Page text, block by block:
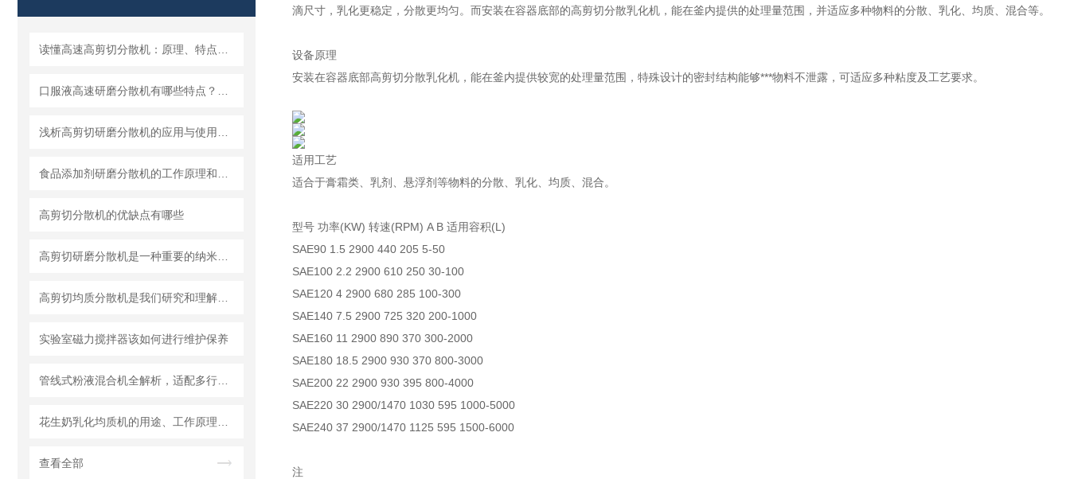
高剪切分散机的优缺点有哪些
实验室磁力搅拌器该如何进行维护保养
查看全部
滴尺寸，乳化更稳定，分散更均匀。而安装在容器底部的高剪切分散乳化机，能在釜内提供的处理量范围，并适应多种物料的分散、乳化、均质、混合等。
设备原理
安装在容器底部高剪切分散乳化机，能在釜内提供较宽的处理量范围，特殊设计的密封结构能够***物料不泄露，可适应多种粘度及工艺要求。
适用工艺
适合于膏霜类、乳剂、悬浮剂等物料的分散、乳化、均质、混合。
型号 功率(KW) 转速(RPM) A B 适用容积(L)
SAE90 1.5 2900 440 205 5-50
SAE100 2.2 2900 610 250 30-100
SAE120 4 2900 680 285 100-300
SAE140 7.5 2900 725 320 200-1000
SAE160 11 2900 890 370 300-2000
SAE180 18.5 2900 930 370 800-3000
SAE200 22 2900 930 395 800-4000
SAE220 30 2900/1470 1030 595 1000-5000
SAE240 37 2900/1470 1125 595 1500-6000
注